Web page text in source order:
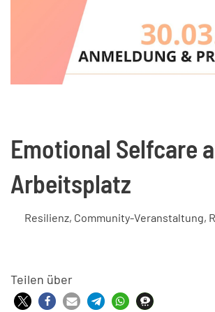
Emotional Selfcare
Arbeitsplatz
Resilienz, Community-Veranstaltung,
Teilen über